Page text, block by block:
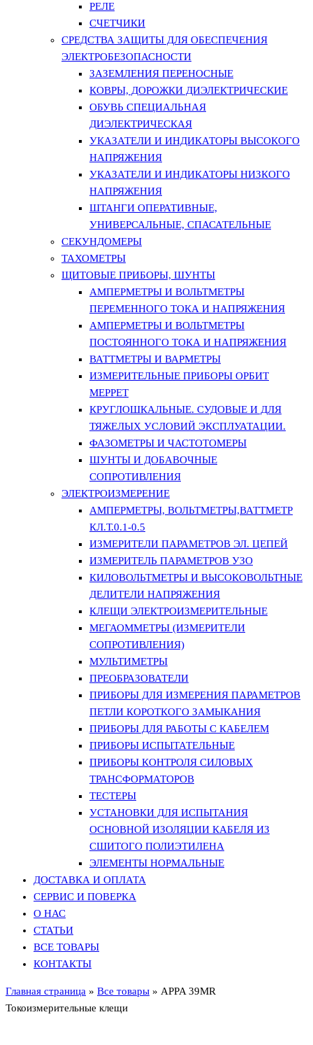
РЕЛЕ
СЧЕТЧИКИ
СРЕДСТВА ЗАЩИТЫ ДЛЯ ОБЕСПЕЧЕНИЯ
ЭЛЕКТРОБЕЗОПАСНОСТИ
ЗАЗЕМЛЕНИЯ ПЕРЕНОСНЫЕ
КОВРЫ, ДОРОЖКИ ДИЭЛЕКТРИЧЕСКИЕ
ОБУВЬ СПЕЦИАЛЬНАЯ
ДИЭЛЕКТРИЧЕСКАЯ
УКАЗАТЕЛИ И ИНДИКАТОРЫ ВЫСОКОГО
НАПРЯЖЕНИЯ
УКАЗАТЕЛИ И ИНДИКАТОРЫ НИЗКОГО
НАПРЯЖЕНИЯ
ШТАНГИ ОПЕРАТИВНЫЕ,
УНИВЕРСАЛЬНЫЕ, СПАСАТЕЛЬНЫЕ
СЕКУНДОМЕРЫ
ТАХОМЕТРЫ
ЩИТОВЫЕ ПРИБОРЫ, ШУНТЫ
АМПЕРМЕТРЫ И ВОЛЬТМЕТРЫ
ПЕРЕМЕННОГО ТОКА И НАПРЯЖЕНИЯ
АМПЕРМЕТРЫ И ВОЛЬТМЕТРЫ
ПОСТОЯННОГО ТОКА И НАПРЯЖЕНИЯ
ВАТТМЕТРЫ И ВАРМЕТРЫ
ИЗМЕРИТЕЛЬНЫЕ ПРИБОРЫ ОРБИТ
МЕРРЕТ
КРУГЛОШКАЛЬНЫЕ. СУДОВЫЕ И ДЛЯ
ТЯЖЕЛЫХ УСЛОВИЙ ЭКСПЛУАТАЦИИ.
ФАЗОМЕТРЫ И ЧАСТОТОМЕРЫ
ШУНТЫ И ДОБАВОЧНЫЕ
СОПРОТИВЛЕНИЯ
ЭЛЕКТРОИЗМЕРЕНИЕ
АМПЕРМЕТРЫ, ВОЛЬТМЕТРЫ,ВАТТМЕТР
КЛ.Т.0.1-0.5
ИЗМЕРИТЕЛИ ПАРАМЕТРОВ ЭЛ. ЦЕПЕЙ
ИЗМЕРИТЕЛЬ ПАРАМЕТРОВ УЗО
КИЛОВОЛЬТМЕТРЫ И ВЫСОКОВОЛЬТНЫЕ
ДЕЛИТЕЛИ НАПРЯЖЕНИЯ
КЛЕЩИ ЭЛЕКТРОИЗМЕРИТЕЛЬНЫЕ
МЕГАОММЕТРЫ (ИЗМЕРИТЕЛИ
СОПРОТИВЛЕНИЯ)
МУЛЬТИМЕТРЫ
ПРЕОБРАЗОВАТЕЛИ
ПРИБОРЫ ДЛЯ ИЗМЕРЕНИЯ ПАРАМЕТРОВ
ПЕТЛИ КОРОТКОГО ЗАМЫКАНИЯ
ПРИБОРЫ ДЛЯ РАБОТЫ С КАБЕЛЕМ
ПРИБОРЫ ИСПЫТАТЕЛЬНЫЕ
ПРИБОРЫ КОНТРОЛЯ СИЛОВЫХ
ТРАНСФОРМАТОРОВ
ТЕСТЕРЫ
УСТАНОВКИ ДЛЯ ИСПЫТАНИЯ
ОСНОВНОЙ ИЗОЛЯЦИИ КАБЕЛЯ ИЗ
СШИТОГО ПОЛИЭТИЛЕНА
ЭЛЕМЕНТЫ НОРМАЛЬНЫЕ
ДОСТАВКА И ОПЛАТА
СЕРВИС И ПОВЕРКА
О НАС
СТАТЬИ
ВСЕ ТОВАРЫ
КОНТАКТЫ
Главная страница » Все товары » APPA 39МR
Токоизмерительные клещи